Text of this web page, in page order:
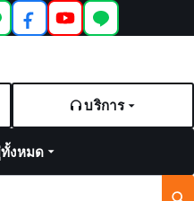
บริการ
งหมด